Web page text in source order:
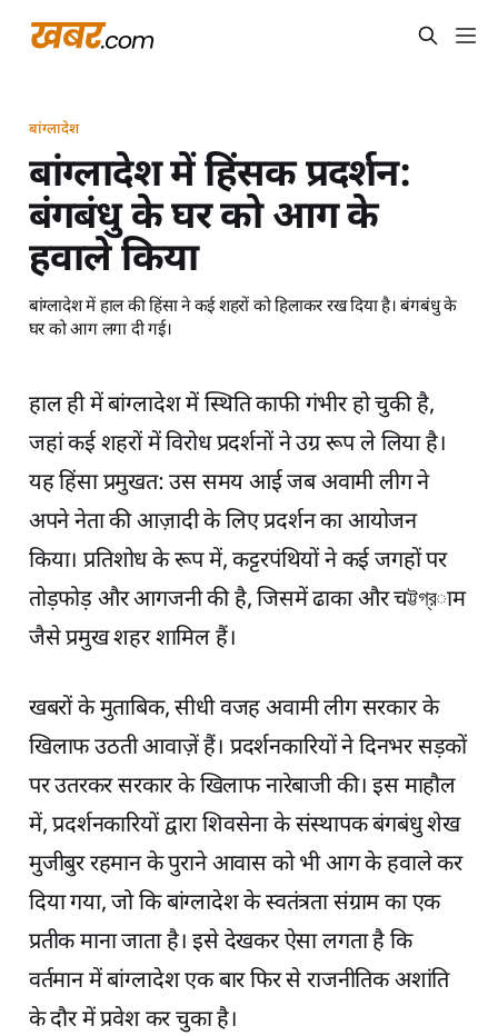
बांग्लादेश
बांग्लादेश में हिंसक प्रदर्शन:
बंगबंधु के घर को आग के
हवाले किया
बांग्लादेश में हाल की हिंसा ने कई शहरों को हिलाकर रख दिया है। बंगबंधु के
घर को आग लगा दी गई।
हाल ही में बांग्लादेश में स्थिति काफी गंभीर हो चुकी है,
जहां कई शहरों में विरोध प्रदर्शनों ने उग्र रूप ले लिया है।
यह हिंसा प्रमुखत: उस समय आई जब अवामी लीग ने
अपने नेता की आज़ादी के लिए प्रदर्शन का आयोजन
किया। प्रतिशोध के रूप में, कट्टरपंथियों ने कई जगहों पर
तोड़फोड़ और आगजनी की है, जिसमें ढाका और चট্টগ্রाम
जैसे प्रमुख शहर शामिल हैं।
खबरों के मुताबिक, सीधी वजह अवामी लीग सरकार के
खिलाफ उठती आवाज़ें हैं। प्रदर्शनकारियों ने दिनभर सड़कों
पर उतरकर सरकार के खिलाफ नारेबाजी की। इस माहौल
में, प्रदर्शनकारियों द्वारा शिवसेना के संस्थापक बंगबंधु शेख
मुजीबुर रहमान के पुराने आवास को भी आग के हवाले कर
दिया गया, जो कि बांग्लादेश के स्वतंत्रता संग्राम का एक
प्रतीक माना जाता है। इसे देखकर ऐसा लगता है कि
वर्तमान में बांग्लादेश एक बार फिर से राजनीतिक अशांति
के दौर में प्रवेश कर चुका है।